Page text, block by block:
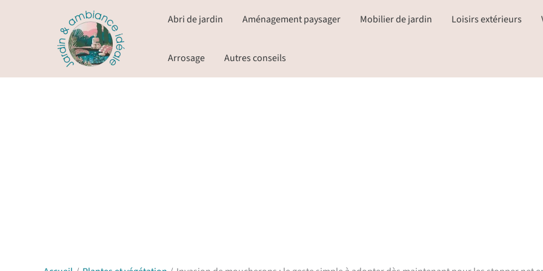
Abri de jardin Aménagement paysager Mobilier de jardin Loisirs extérieurs
Arrosage Autres conseils